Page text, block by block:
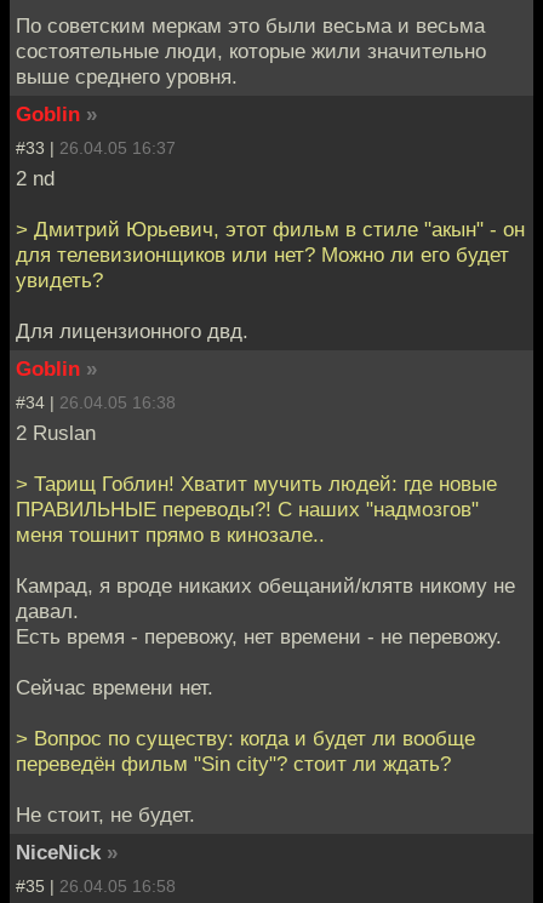
По советским меркам это были весьма и весьма
состоятельные люди, которые жили значительно
выше среднего уровня.
Goblin »
#33 | 26.04.05 16:37
2 nd
> Дмитрий Юрьевич, этот фильм в стиле "акын" - он
для телевизионщиков или нет? Можно ли его будет
увидеть?
Для лицензионного двд.
Goblin »
#34 | 26.04.05 16:38
2 Ruslan
> Тарищ Гоблин! Хватит мучить людей: где новые
ПРАВИЛЬНЫЕ переводы?! С наших "надмозгов"
меня тошнит прямо в кинозале..
Камрад, я вроде никаких обещаний/клятв никому не
давал.
Есть время - перевожу, нет времени - не перевожу.
Сейчас времени нет.
> Вопрос по существу: когда и будет ли вообще
переведён фильм "Sin city"? стоит ли ждать?
Не стоит, не будет.
NiceNick »
#35 | 26.04.05 16:58